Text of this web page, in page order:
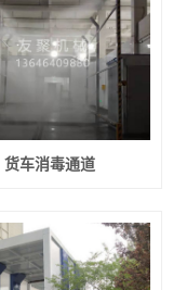
货车消毒通道